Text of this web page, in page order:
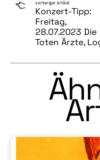
vorheriger Artikel
Konzert-Tipp:
Freitag,
28.07.2023 Die
Toten Ärzte,